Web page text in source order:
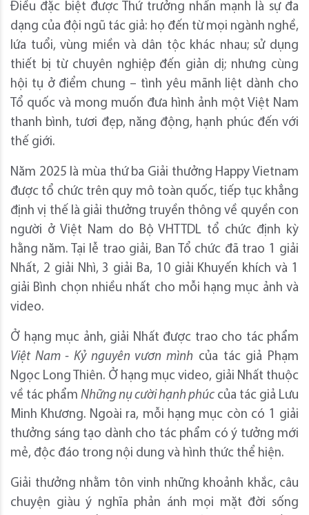
Điều đặc biệt được Thứ trưởng nhấn mạnh là sự đa
dạng của đội ngũ tác giả: họ đến từ mọi ngành nghề,
lứa tuổi, vùng miền và dân tộc khác nhau; sử dụng
thiết bị từ chuyên nghiệp đến giản dị; nhưng cùng
hội tụ ở điểm chung – tình yêu mãnh liệt dành cho
Tổ quốc và mong muốn đưa hình ảnh một Việt Nam
thanh bình, tươi đẹp, năng động, hạnh phúc đến với
thế giới.
Năm 2025 là mùa thứ ba Giải thưởng Happy Vietnam
được tổ chức trên quy mô toàn quốc, tiếp tục khẳng
định vị thế là giải thưởng truyền thông về quyền con
người ở Việt Nam do Bộ VHTTDL tổ chức định kỳ
hằng năm. Tại lễ trao giải, Ban Tổ chức đã trao 1 giải
Nhất, 2 giải Nhì, 3 giải Ba, 10 giải Khuyến khích và 1
giải Bình chọn nhiều nhất cho mỗi hạng mục ảnh và
video.
Ở hạng mục ảnh, giải Nhất được trao cho tác phẩm
Việt Nam - Kỷ nguyên vươn mình của tác giả Phạm
Ngọc Long Thiên. Ở hạng mục video, giải Nhất thuộc
về tác phẩm Những nụ cười hạnh phúc của tác giả Lưu
Minh Khương. Ngoài ra, mỗi hạng mục còn có 1 giải
thưởng sáng tạo dành cho tác phẩm có ý tưởng mới
mẻ, độc đáo trong nội dung và hình thức thể hiện.
Giải thưởng nhằm tôn vinh những khoảnh khắc, câu
chuyện giàu ý nghĩa phản ánh mọi mặt đời sống